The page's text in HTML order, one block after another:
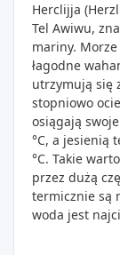
Herclijja
Tel Awiwu,
mariny.
łagodne
utrzymują się
stopniowo
osiągają
°C, a jesienią
°C. Takie
przez dużą
termicznie są
woda jest